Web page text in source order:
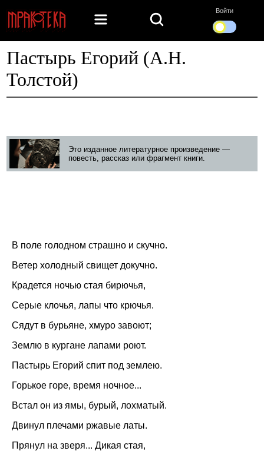
Войти
Пастырь Егорий (А.Н.
Толстой)
Это изданное литературное произведение —
повесть, рассказ или фрагмент книги.
В поле голодном страшно и скучно.
Ветер холодный свищет докучно.
Крадется ночью стая бирючья,
Серые клочья, лапы что крючья.
Сядут в бурьяне, хмуро завоют;
Землю в кургане лапами роют.
Пастырь Егорий спит под землею.
Горькое горе, время ночное...
Встал он из ямы, бурый, лохматый.
Двинул плечами ржавые латы.
Прянул на зверя... Дикая стая,